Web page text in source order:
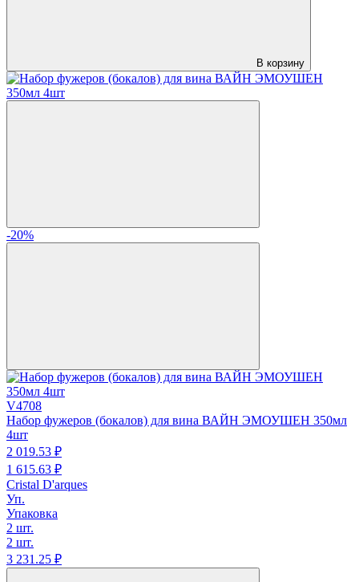
В корзину
-20%
V4708
Набор фужеров (бокалов) для вина ВАЙН ЭМОУШЕН 350мл
4шт
2 019.53 ₽
1 615.63 ₽
Cristal D'arques
Уп.
Упаковка
2 шт.
2 шт.
3 231.25 ₽